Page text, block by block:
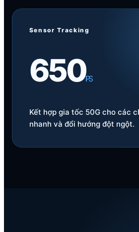
Sensor Tracking
650IPS
Kết hợp gia tốc 50G cho các
nhanh và đổi hướng đột ngột.